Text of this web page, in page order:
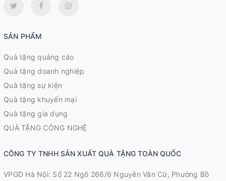
SẢN PHẨM
Quà tặng quảng cáo
Quà tặng doanh nghiệp
Quà tặng sự kiện
Quà tặng khuyến mại
Quà tặng gia dụng
QUÀ TẶNG CÔNG NGHỆ
CÔNG TY TNHH SẢN XUẤT QUÀ TẶNG TOÀN QUỐC
VPGD Hà Nội: Số 22 Ngõ 266/6 Nguyễn Văn Cừ, Phường Bồ